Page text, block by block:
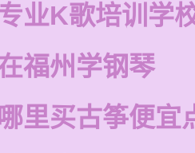
业K歌培训学
福州学钢琴
里买古筝便宜